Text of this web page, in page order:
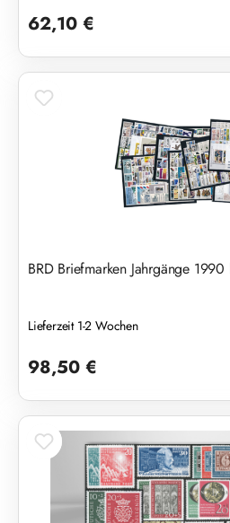
62,10 €
BRD Briefmarken Jahrgänge
Lieferzeit 1-2 Wochen
98,50 €